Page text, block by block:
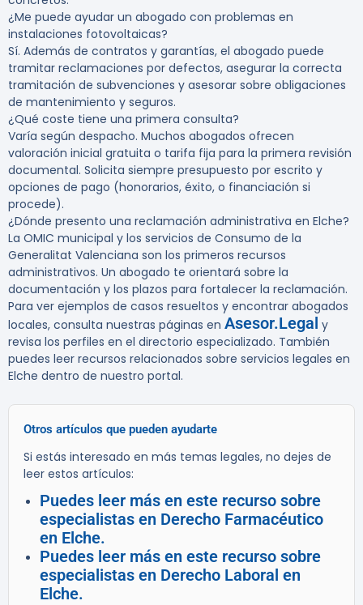
¿Me puede ayudar un abogado con problemas en
instalaciones fotovoltaicas?
Sí. Además de contratos y garantías, el abogado puede
tramitar reclamaciones por defectos, asegurar la correcta
tramitación de subvenciones y asesorar sobre obligaciones
de mantenimiento y seguros.
¿Qué coste tiene una primera consulta?
Varía según despacho. Muchos abogados ofrecen
valoración inicial gratuita o tarifa fija para la primera revisión
documental. Solicita siempre presupuesto por escrito y
opciones de pago (honorarios, éxito, o financiación si
procede).
¿Dónde presento una reclamación administrativa en Elche?
La OMIC municipal y los servicios de Consumo de la
Generalitat Valenciana son los primeros recursos
administrativos. Un abogado te orientará sobre la
documentación y los plazos para fortalecer la reclamación.
Para ver ejemplos de casos resueltos y encontrar abogados
locales, consulta nuestras páginas en Asesor.Legal y
revisa los perfiles en el directorio especializado. También
puedes leer recursos relacionados sobre servicios legales en
Elche dentro de nuestro portal.
Otros artículos que pueden ayudarte
Si estás interesado en más temas legales, no dejes de
leer estos artículos:
Puedes leer más en este recurso sobre
especialistas en Derecho Farmacéutico
en Elche.
Puedes leer más en este recurso sobre
especialistas en Derecho Laboral en
Elche.